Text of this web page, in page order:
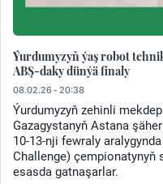
Ýurdumyzyň ýaş robot
ABŞ-daky dünýä finaly
08.02.26 - 20:38
Ýurdumyzyň zehinli
Gazagystanyň Astana
10-13-nji fewraly
Challenge) çempionatynyň
esasda gatnaşarlar.